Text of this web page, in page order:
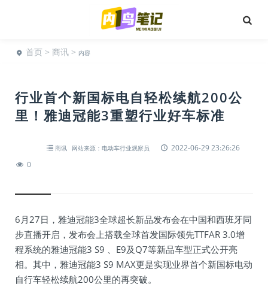
首页 > 商讯 > 内容
行业首个新国标电自轻松续航200公
里！雅迪冠能3重塑行业好车标准
商讯 网站来源：电动车行业观察员
2022-06-29 23:26:26
0
6月27日，雅迪冠能3全球超长新品发布会在中国和西班牙同
步直播开启，发布会上搭载全球首发国际领先TTFAR 3.0增
程系统的雅迪冠能3 S9 、E9及Q7等新品车型正式公开亮
相。其中，雅迪冠能3 S9 MAX更是实现业界首个新国标电动
自行车轻松续航200公里的再突破。